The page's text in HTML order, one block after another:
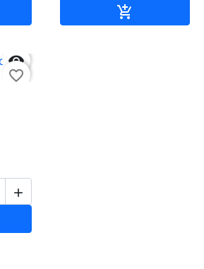


favorite_border
